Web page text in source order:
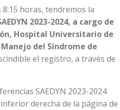
horas, tendremos la
2023-2024, a cargo de
Hospital Universitario de
Manejo del Síndrome de
el registro, a través de
SAEDYN 2023-2024
derecha de la página de